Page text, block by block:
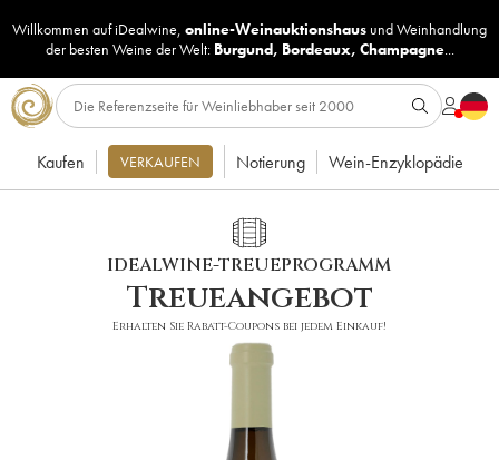
Willkommen auf iDealwine, online-Weinauktionshaus undWeinhandlung
der besten Weine der Welt: Burgund, Bordeaux, Champagne...
Kaufen VERKAUFEN Notierung Wein-Enzyklopädie
IDEALWINE-TREUEPROGRAMM
Treueangebot
Erhalten Sie Rabatt-Coupons bei jedem Einkauf!